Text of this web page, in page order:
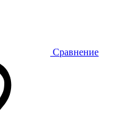
Сравнение